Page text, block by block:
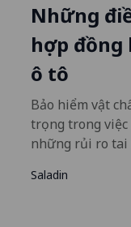
Những
hợp đồng
ô tô
Bảo hiểm vật
trọng trong việc
những rủi ro tai
Saladin